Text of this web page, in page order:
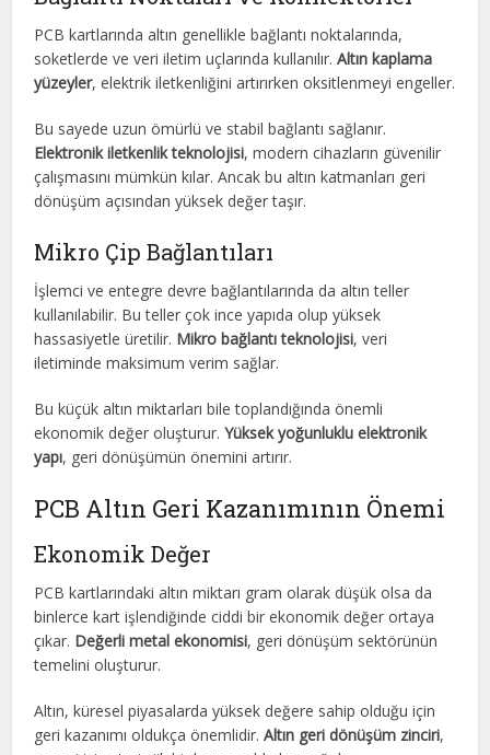
PCB kartlarında altın genellikle bağlantı noktalarında,
soketlerde ve veri iletim uçlarında kullanılır.Altın kaplama
yüzeyler, elektrik iletkenliğini artırırken oksitlenmeyi engeller.
Bu sayede uzun ömürlü ve stabil bağlantı sağlanır.
Elektronik iletkenlik teknolojisi, modern cihazların güvenilir
çalışmasını mümkün kılar. Ancak bu altın katmanları geri
dönüşüm açısından yüksek değer taşır.
Mikro Çip Bağlantıları
İşlemci ve entegre devre bağlantılarında da altın teller
kullanılabilir. Bu teller çok ince yapıda olup yüksek
hassasiyetle üretilir. Mikro bağlantı teknolojisi, veri
iletiminde maksimum verim sağlar.
Bu küçük altın miktarları bile toplandığında önemli
ekonomik değer oluşturur.Yüksek yoğunluklu elektronik
yapı, geri dönüşümün önemini artırır.
PCB Altın Geri Kazanımının Önemi
Ekonomik Değer
PCB kartlarındaki altın miktarı gram olarak düşük olsa da
binlerce kart işlendiğinde ciddi bir ekonomik değer ortaya
çıkar. Değerli metal ekonomisi, geri dönüşüm sektörünün
temelini oluşturur.
Altın, küresel piyasalarda yüksek değere sahip olduğu için
geri kazanımı oldukça önemlidir.Altın geri dönüşüm zinciri,